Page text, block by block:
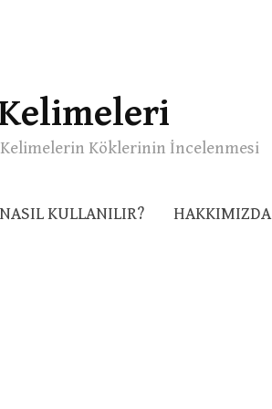
Kelimelerin Köklerinin İncelenmesi
NASIL KULLANILIR? HAKKIMIZDA